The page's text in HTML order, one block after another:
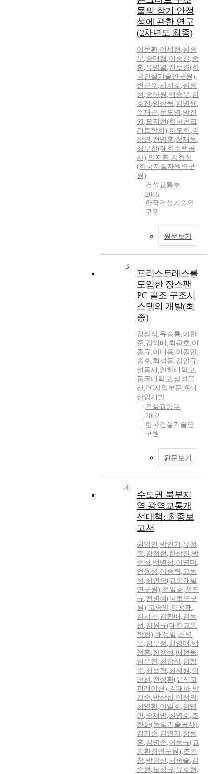
물의 장기 안정
성에 관한 연구
(2차년도 최종)
이문환,이세현 ,심종
우,송태협 ,이종찬,송
훈,유명열 ,진보경(한
국건설기술연구원),
변근주,서치호,심종
성 ,송하원 ,백승우,김
호진 ,임상묵,김병윤,
주재근,문도영 ,박진
영 ,모지현(한국콘크
리트학회),이도헌 ,김
상연 ,전명훈,정재동,
최우진(대한주택공
사),안지환,김형석
(한국지질자원연구
원)
건설교통부
2005
한국건설기술연
구원
원문보기
3
프리스트레스를
도입한 장스팬
PC 골조 구조시
스템의 개발(최
종)
김상식 ,유승룡,이한
준,김익배 ,최광호,이
종규,이대용,이종민 ,
송훈,최석동,김인규,
설동재 ,인하대학교,
동국대학교,삼성물
산,PC사업부문,현대
산업개발
건설교통부
2002
한국건설기술연
구원
원문보기
4
수도권 북부지
역 광역교통개
선대책: 최종보
고서
권영인 ,박인기 ,유정
복,김정현 ,한상진 ,박
준석 ,백병성 ,이명미 ,
안용성 ,이종혁 ,고동
석 ,최연숙(교통개발
연구원),정일호,정진
규,전병혜(국토연구
원),고승영 ,이용재 ,
김시곤,김황배 ,김동
선 ,김원규(대한교통
학회),배성일 ,최병
무,김무정 ,김영태 ,백
정훈,한용석 ,배현웅,
임은진 ,최강식 ,김항
주,최보혁 ,최혜원 ,이
광선 ,전성환(유신코
퍼레이션),김대하,박
갑순,박상섭 ,이정의 ,
최영환,이일호,김영
민 ,송재방,최병호,조
향화(동일기술공사),
김기준,김연기 ,장동
훈,김명준,이동규(교
통환경연구원),조건
창,박광신 ,서종술,김
준현 ,노성규,유호현 ,